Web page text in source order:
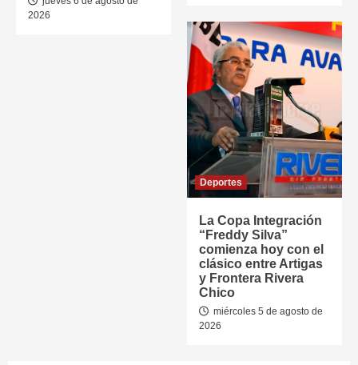
2026
Deportes
La Copa Integración
“Freddy Silva”
comienza hoy con el
clásico entre Artigas
y Frontera Rivera
Chico
miércoles 5 de agosto de
2026